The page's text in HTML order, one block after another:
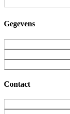
Gegevens
Contact